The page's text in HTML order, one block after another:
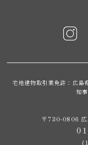
宅地建物取引業免許：広
知
〒730-0806 広